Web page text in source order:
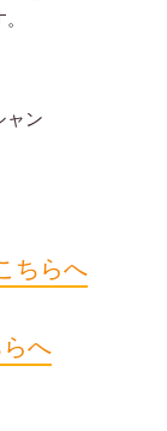
ャン
ちらへ
へ